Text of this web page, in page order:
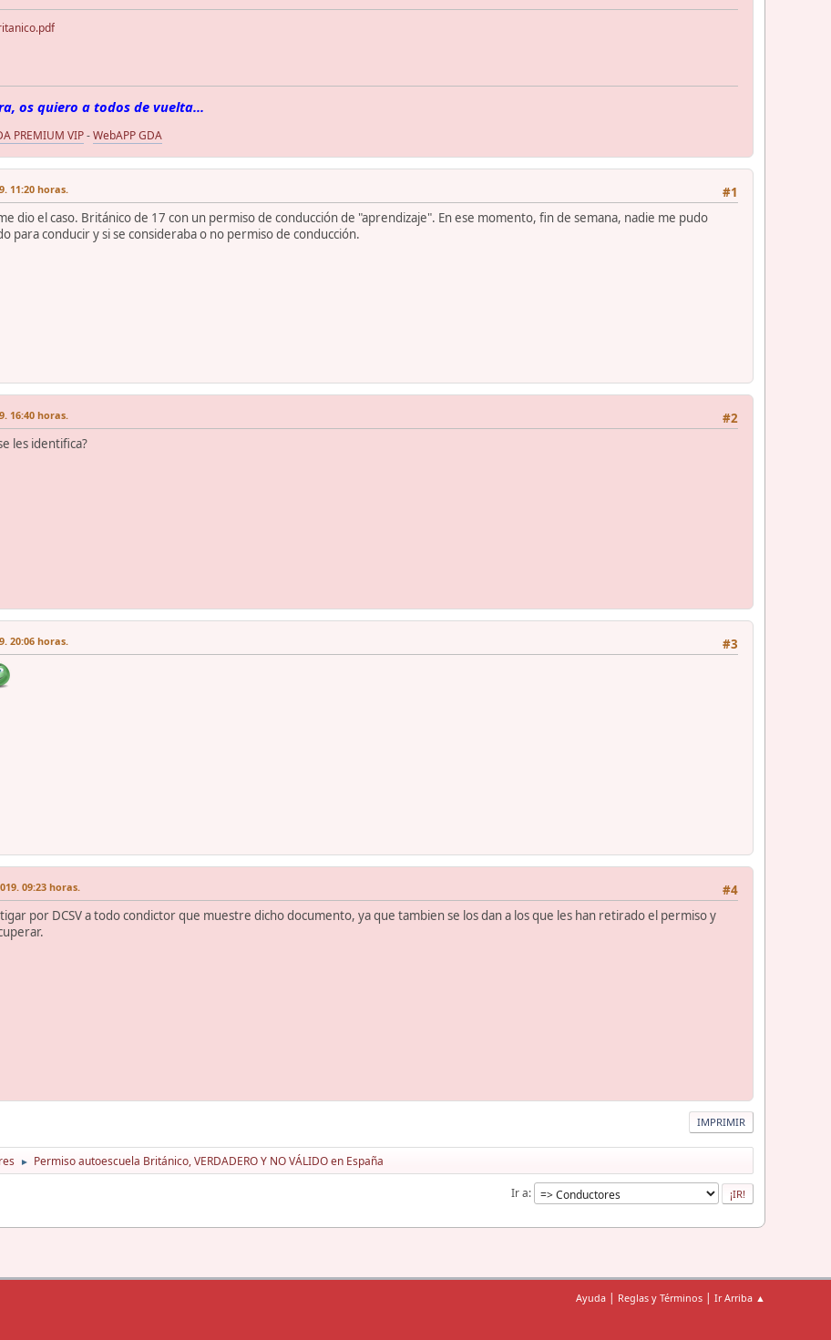
os quiero a todos de vuelta...
PREMIUM VIP-WebAPP GDA
#1
11:20 horas.
dio el caso. Británico de 17 con un permiso de conducción de "aprendizaje". En ese momento, fin de semana, nadie me pudo
para conducir y si se consideraba o no permiso de conducción.
#2
16:40 horas.
les identifica?
#3
20:06 horas.
#4
09:23 horas.
por DCSV a todo condictor que muestre dicho documento, ya que tambien se los dan a los que les han retirado el permiso y
IMPRIMIR
► Permiso autoescuela Británico, VERDADERO Y NO VÁLIDO en España
Ir a
Ayuda | Reglas y Términos | Ir Arriba ▲